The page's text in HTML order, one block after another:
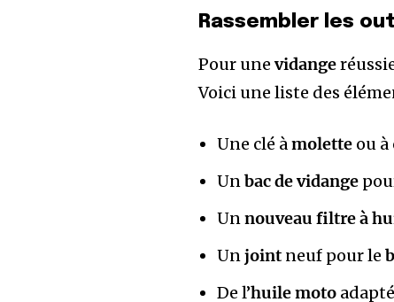
Rassembler les
Pour unevidange
Voici une liste des
Une clé àmolette ou
Unbac de vidange
Unnouveau filtre à
Unjoint neuf pour le
De l’huile moto